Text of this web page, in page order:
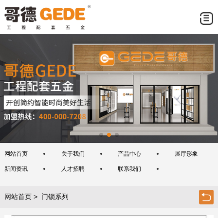
网站首页 关于我们 产品中心 展厅形象
新闻资讯 人才招聘 联系我们
网站首页> 门锁系列